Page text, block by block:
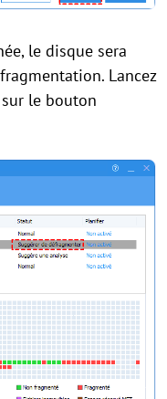
le disque sera
Lancez
le bouton